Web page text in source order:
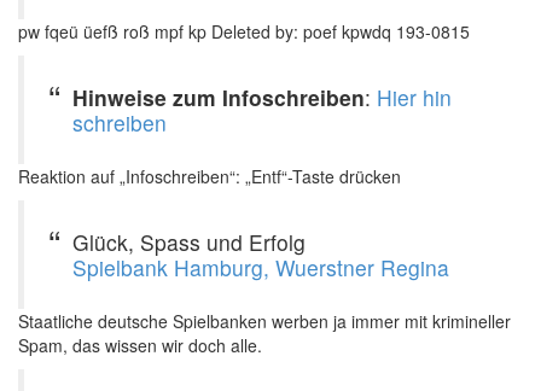
pw fqeü üefß roß mpf kp Deleted by: poef kpwdq 193-0815
Hinweise zum Infoschreiben: Hier hin
schreiben
Reaktion auf „Infoschreiben“: „Entf“-Taste drücken
Glück, Spass und Erfolg
Spielbank Hamburg, Wuerstner Regina
Staatliche deutsche Spielbanken werben ja immer mit krimineller
Spam, das wissen wir doch alle.